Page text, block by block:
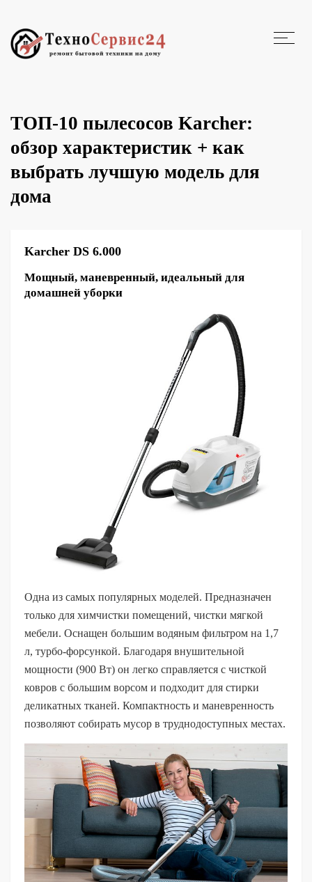
ТОП-10 пылесосов Karcher:
обзор характеристик + как
выбрать лучшую модель для
дома
Karcher DS 6.000
Мощный, маневренный, идеальный для
домашней уборки
Одна из самых популярных моделей. Предназначен
только для химчистки помещений, чистки мягкой
мебели. Оснащен большим водяным фильтром на 1,7
л, турбо-форсункой. Благодаря внушительной
мощности (900 Вт) он легко справляется с чисткой
ковров с большим ворсом и подходит для стирки
деликатных тканей. Компактность и маневренность
позволяют собирать мусор в труднодоступных местах.